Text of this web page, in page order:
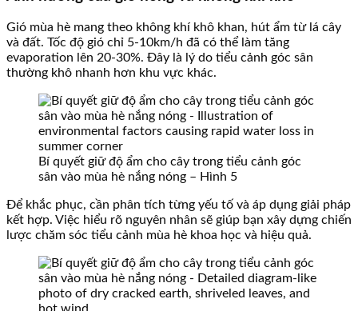
Gió mùa hè mang theo không khí khô khan, hút ẩm từ lá cây
và đất. Tốc độ gió chỉ 5-10km/h đã có thể làm tăng
evaporation lên 20-30%. Đây là lý do tiểu cảnh góc sân
thường khô nhanh hơn khu vực khác.
Bí quyết giữ độ ẩm cho cây trong tiểu cảnh góc
sân vào mùa hè nắng nóng – Hình 5
Để khắc phục, cần phân tích từng yếu tố và áp dụng giải pháp
kết hợp. Việc hiểu rõ nguyên nhân sẽ giúp bạn xây dựng chiến
lược chăm sóc tiểu cảnh mùa hè khoa học và hiệu quả.